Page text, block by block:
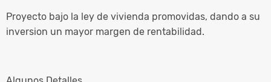
Proyecto bajo la ley de vivienda promovidas, dando a su
inversion un mayor margen de rentabilidad.